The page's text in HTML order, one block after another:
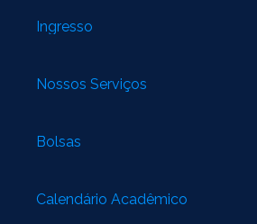
Ingresso
Nossos Serviços
Bolsas
Calendário Acadêmico